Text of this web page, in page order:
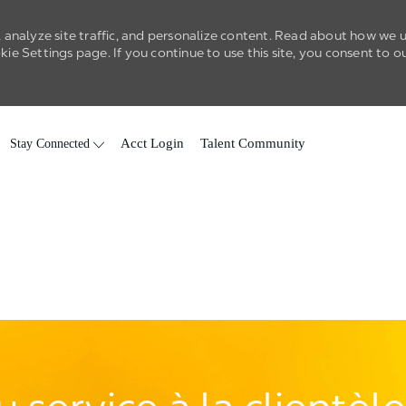
site traffic, and personalize content. Read about how we
Settings page. If you continue to use this site, you consent to
Stay Connected Acct Login Talent Community